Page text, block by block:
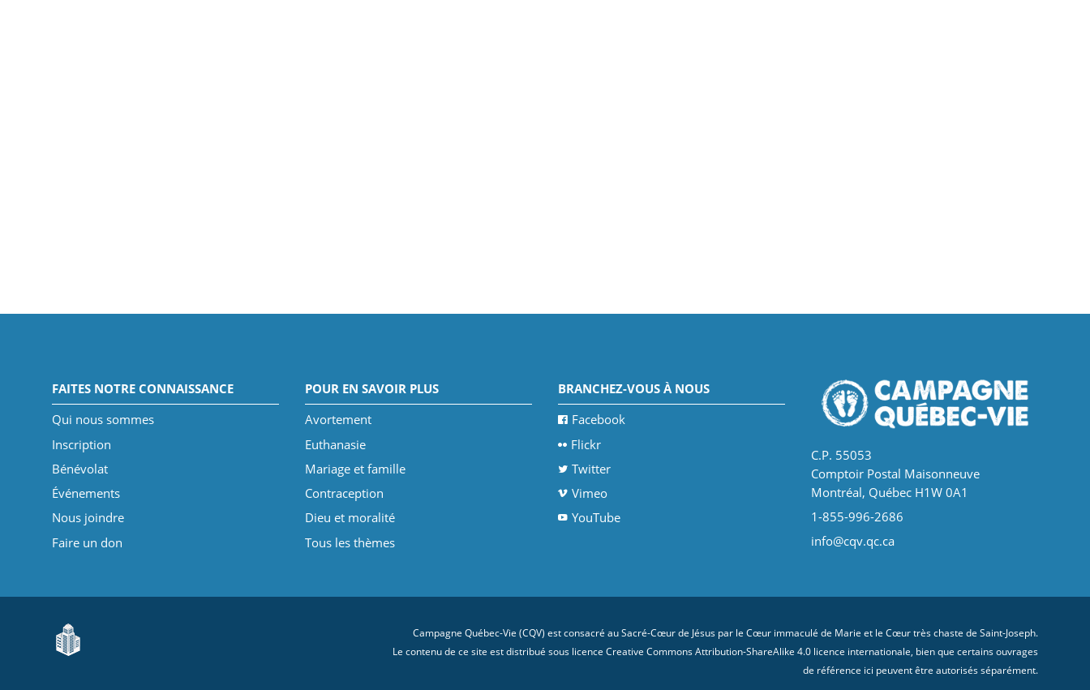
FAITES NOTRE CONNAISSANCE
Qui nous sommes
Inscription
Bénévolat
Événements
Nous joindre
Faire un don
POUR EN SAVOIR PLUS
Avortement
Euthanasie
Mariage et famille
Contraception
Dieu et moralité
Tous les thèmes
BRANCHEZ-VOUS À NOUS
Facebook
Flickr
Twitter
Vimeo
YouTube
C.P. 55053
Comptoir Postal Maisonneuve
Montréal, Québec H1W 0A1
1-855-996-2686
info@cqv.qc.ca
Campagne Québec-Vie (CQV) est consacré au Sacré-Cœur de Jésus par le Cœur immaculé de Marie et le Cœur très chaste de Saint-Joseph.
Le contenu de ce site est distribué sous licenceCreative Commons Attribution-ShareAlike 4.0 licence internationale , bien que certains ouvrages
de référence ici peuvent être autorisés séparément.